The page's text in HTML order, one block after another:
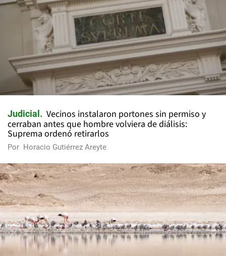
Judicial
Vecinos instalaron portones sin permiso y
cerraban antes que hombre volviera de diálisis:
Suprema ordenó retirarlos
Por Horacio Gutiérrez Areyte